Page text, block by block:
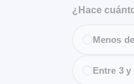
¿Hace
Menos
Entre 3 y